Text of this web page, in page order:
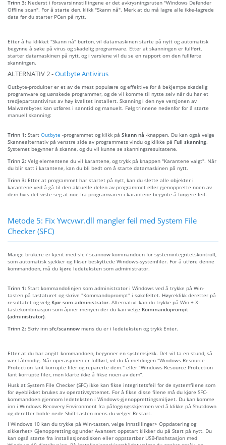
Trinn 3: Nederst i forsvarsinnstillingene er det avkrysningsruten "Windows Defender
Offline scan". For å starte den, klikk "Skann nå". Merk at du må lagre alle ikke-lagrede
data før du starter PCen på nytt.
Etter å ha klikket "Skann nå" burton, vil datamaskinen starte på nytt og automatisk
begynne å søke på virus og skadelig programvare. Etter at skanningen er fullført,
starter datamaskinen på nytt, og i varslene vil du se en rapport om den fullførte
skanningen.
ALTERNATIV 2 -Outbyte Antivirus
Outbyte-produkter er et av de mest populære og effektive for å bekjempe skadelig
programvare og uønskede programmer, og de vil komme til nytte selv når du har et
tredjepartsantivirus av høy kvalitet installert. Skanning i den nye versjonen av
Malwarebytes kan utføres i sanntid og manuelt. Følg trinnene nedenfor for å starte
manuell skanning:
Trinn 1: Start Outbyte -programmet og klikk på Skann nå -knappen. Du kan også velge
Skannealternativ på venstre side av programmets vindu og klikke på Full skanning.
Systemet begynner å skanne, og du vil kunne se skanningsresultatene.
Trinn 2: Velg elementene du vil karantene, og trykk på knappen "Karantene valgt". Når
du blir satt i karantene, kan du bli bedt om å starte datamaskinen på nytt.
Trinn 3: Etter at programmet har startet på nytt, kan du slette alle objekter i
karantene ved å gå til den aktuelle delen av programmet eller gjenopprette noen av
dem hvis det viste seg at noe fra programvaren i karantene begynte å fungere feil.
Metode 5: Fix Ywcvwr.dll mangler feil med System File
Checker (SFC)
Mange brukere er kjent med sfc / scannow kommandoen for systemintegritetskontroll,
som automatisk sjekker og fikser beskyttede Windows-systemfiler. For å utføre denne
kommandoen, må du kjøre ledeteksten som administrator.
Trinn 1: Start kommandolinjen som administrator i Windows ved å trykke på Win-
tasten på tastaturet og skrive "Kommandoprompt" i søkefeltet. Høyreklikk deretter på
resultatet og velg Kjør som administrator. Alternativt kan du trykke på Win + X-
tastekombinasjon som åpner menyen der du kan velge Kommandoprompt
(administrator).
Trinn 2: Skriv inn sfc/scannow mens du er i ledeteksten og trykk Enter.
Etter at du har angitt kommandoen, begynner en systemsjekk. Det vil ta en stund, så
vær tålmodig. Når operasjonen er fullført, vil du få meldingen "Windows Resource
Protection fant korrupte filer og reparerte dem." eller “Windows Resource Protection
fant korrupte filer, men klarte ikke å fikse noen av dem”.
Husk at System File Checker (SFC) ikke kan fikse integritetsfeil for de systemfilene som
for øyeblikket brukes av operativsystemet. For å fikse disse filene må du kjøre SFC-
kommandoen gjennom ledeteksten i Windows-gjenopprettingsmiljøet. Du kan komme
inn i Windows Recovery Environment fra påloggingsskjermen ved å klikke på Shutdown
og deretter holde nede Shift-tasten mens du velger Restart.
I Windows 10 kan du trykke på Win-tasten, velge Innstillinger> Oppdatering og
sikkerhet> Gjenoppretting og under Avansert oppstart klikker du på Start på nytt. Du
kan også starte fra installasjonsdisken eller oppstartbar USB-flashstasjon med